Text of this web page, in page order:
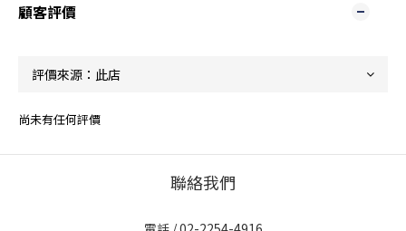
顧客評價
尚未有任何評價
聯絡我們